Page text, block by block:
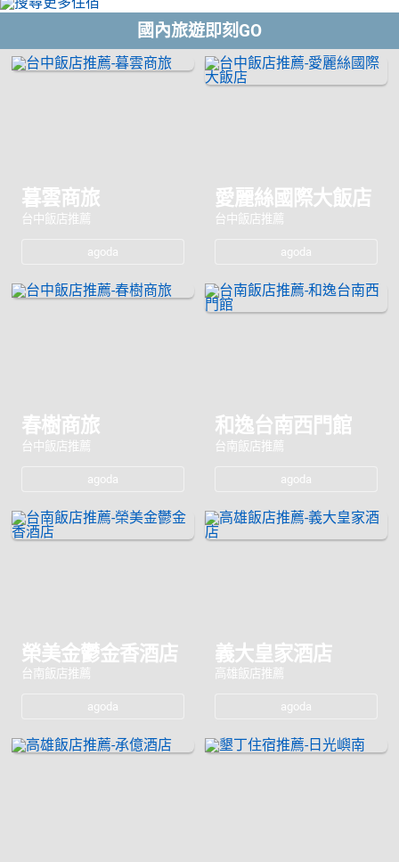
國內旅遊即刻GO
暮雲商旅
台中飯店推薦
agoda
愛麗絲國際大飯店
台中飯店推薦
agoda
春樹商旅
台中飯店推薦
agoda
和逸台南西門館
台南飯店推薦
agoda
榮美金鬱金香酒店
台南飯店推薦
agoda
義大皇家酒店
高雄飯店推薦
agoda